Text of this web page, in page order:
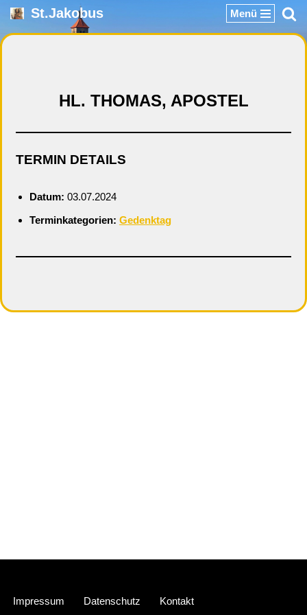
Zum
St.Jakobus Menü
HL. THOMAS, APOSTEL
TERMIN DETAILS
Datum: 03.07.2024
Terminkategorien: Gedenktag
Impressum Datenschutz Kontakt